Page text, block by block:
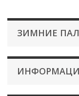
ЗИМНИЕ